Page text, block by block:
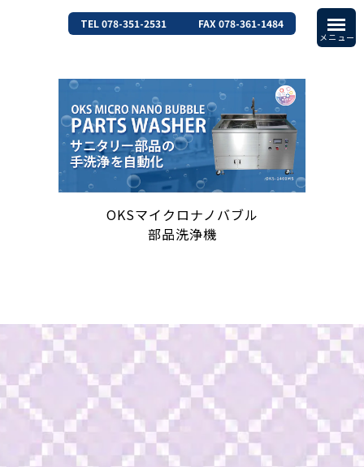
TEL 078-351-2531 FAX 078-361-1484
OKSマイクロナノバブル
部品洗浄機